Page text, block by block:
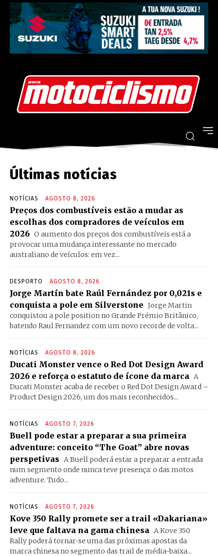
Últimas notícias
NOTÍCIAS AGOSTO 8, 2026
Preços dos combustíveis estão a mudar as
escolhas dos compradores de veículos em
2026 O aumento dos preços dos combustíveis está a
provocar uma mudança interessante no mercado
australiano de veículos: em vez...
DESPORTO AGOSTO 8, 2026
Jorge Martín bate Raúl Fernández por 0,021s e
conquista a pole em Silverstone Jorge Martin
conquistou a pole position no Grande Prémio Britânico,
batendo Raul Fernandez com um novo recorde de volta...
NOTÍCIAS AGOSTO 8, 2026
Ducati Monster vence o Red Dot Design Award
2026 e reforça o estatuto de ícone da marca A
Ducati Monster acaba de receber o Red Dot Design Award –
Product Design 2026, um dos mais reconhecidos...
NOTÍCIAS AGOSTO 7, 2026
Buell pode estar a preparar a sua primeira
adventure: conceito “The Goat” abre novas
perspetivas
A Buell poderá estar a preparar a entrada
num segmento onde nunca teve presença: o das motos
adventure. Tudo...
NOTÍCIAS AGOSTO 7, 2026
Kove 350 Rally promete ser a trail «Dakariana»
leve que faltava na gama chinesa A Kove 350
Rally poderá tornar-se uma das próximas apostas da
marca chinesa no segmento das trail de média-baixa...